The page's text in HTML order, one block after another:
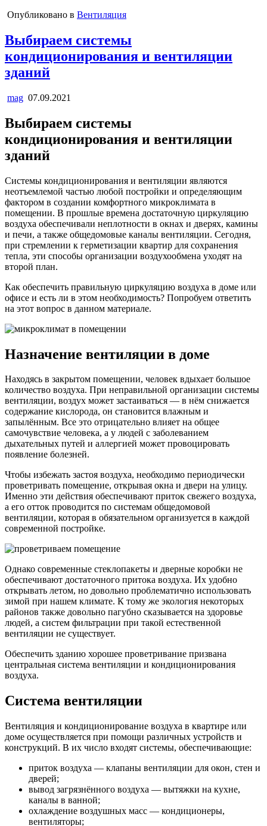
Опубликовано в Вентиляция
Выбираем системы
кондиционирования и вентиляции
зданий
mag 07.09.2021
Выбираем системы
кондиционирования и вентиляции
зданий
Системы кондиционирования и вентиляции являются
неотъемлемой частью любой постройки и определяющим
фактором в создании комфортного микроклимата в
помещении. В прошлые времена достаточную циркуляцию
воздуха обеспечивали неплотности в окнах и дверях, камины
и печи, а также общедомовые каналы вентиляции. Сегодня,
при стремлении к герметизации квартир для сохранения
тепла, эти способы организации воздухообмена уходят на
второй план.
Как обеспечить правильную циркуляцию воздуха в доме или
офисе и есть ли в этом необходимость? Попробуем ответить
на этот вопрос в данном материале.
Назначение вентиляции в доме
Находясь в закрытом помещении, человек вдыхает большое
количество воздуха. При неправильной организации системы
вентиляции, воздух может застаиваться — в нём снижается
содержание кислорода, он становится влажным и
запылённым. Все это отрицательно влияет на общее
самочувствие человека, а у людей с заболеванием
дыхательных путей и аллергией может провоцировать
появление болезней.
Чтобы избежать застоя воздуха, необходимо периодически
проветривать помещение, открывая окна и двери на улицу.
Именно эти действия обеспечивают приток свежего воздуха,
а его отток проводится по системам общедомовой
вентиляции, которая в обязательном организуется в каждой
современной постройке.
Однако современные стеклопакеты и дверные коробки не
обеспечивают достаточного притока воздуха. Их удобно
открывать летом, но довольно проблематично использовать
зимой при нашем климате. К тому же экология некоторых
районов также довольно пагубно сказывается на здоровье
людей, а систем фильтрации при такой естественной
вентиляции не существует.
Обеспечить зданию хорошее проветривание призвана
центральная система вентиляции и кондиционирования
воздуха.
Система вентиляции
Вентиляция и кондиционирование воздуха в квартире или
доме осуществляется при помощи различных устройств и
конструкций. В их число входят системы, обеспечивающие:
приток воздуха — клапаны вентиляции для окон, стен и
дверей;
вывод загрязнённого воздуха — вытяжки на кухне,
каналы в ванной;
охлаждение воздушных масс — кондиционеры,
вентиляторы;